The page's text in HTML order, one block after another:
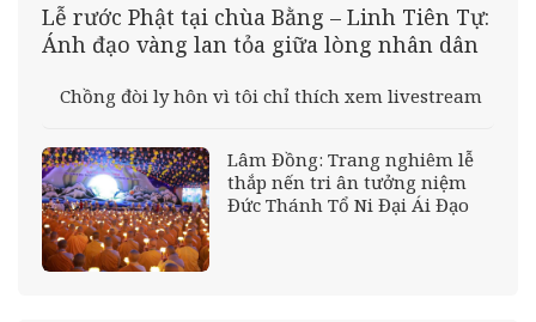
Lễ rước Phật tại chùa Bằng – Linh Tiên Tự:
Ánh đạo vàng lan tỏa giữa lòng nhân dân
Chồng đòi ly hôn vì tôi chỉ thích xem livestream
Lâm Đồng: Trang nghiêm lễ
thắp nến tri ân tưởng niệm
Đức Thánh Tổ Ni Đại Ái Đạo